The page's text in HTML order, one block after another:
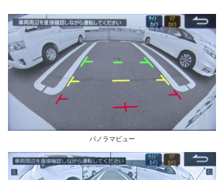
パノラマビュー